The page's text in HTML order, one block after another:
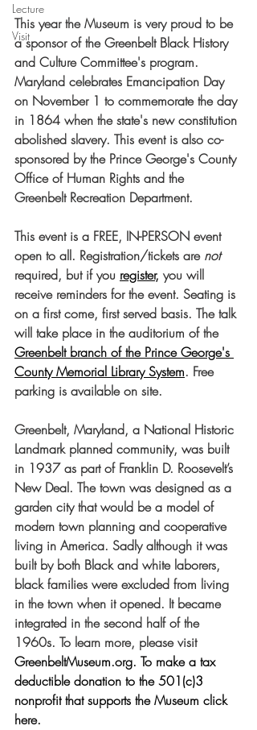
Lecture
Visit
This year the Museum is very proud to be
a sponsor of the Greenbelt Black History
and Culture Committee's program.
Maryland celebrates Emancipation Day
on November 1 to commemorate the day
in 1864 when the state's new constitution
abolished slavery. This event is also co-
sponsored by the Prince George's County
Office of Human Rights and the
Greenbelt Recreation Department.
This event is a FREE, IN-PERSON event
open to all. Registration/tickets are not
required, but if you register, you will
receive reminders for the event. Seating is
on a first come, first served basis. The talk
will take place in the auditorium of the
Greenbelt branch of the Prince George's
County Memorial Library System. Free
parking is available on site.
Greenbelt, Maryland, a National Historic
Landmark planned community, was built
in 1937 as part of Franklin D. Roosevelt’s
New Deal. The town was designed as a
garden city that would be a model of
modern town planning and cooperative
living in America. Sadly although it was
built by both Black and white laborers,
black families were excluded from living
in the town when it opened. It became
integrated in the second half of the
1960s. To learn more, please visit
GreenbeltMuseum.org. To make a tax
deductible donation to the 501(c)3
nonprofit that supports the Museum click
here.